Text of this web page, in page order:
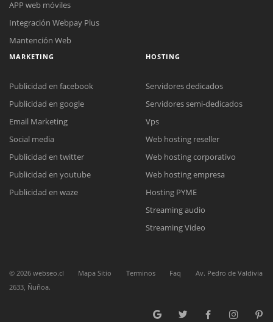
Reunión online
Nuestros ejecutivos le enviarán un correo electrónico con el enlace a
Meet para la reunión online.
Cotización
Chat Online
Todos nuestros ejecutivos están fuera de línea. Complete el formulario
APP web móviles
Integración Webpay Plus
Mantención Web
MARKETING
Publicidad en facebook
Publicidad en google
Email Marketing
Social media
Publicidad en twitter
Publicidad en youtube
Publicidad en waze
HOSTING
Servidores dedicados
Servidores semi-dedicados
Vps
Web hosting reseller
Web hosting corporativo
Web hosting empresa
Hosting PYME
Streaming audio
Streaming Video
© 2026 webseo.cl Mapa Sitio Terminos Faq
Av. Pedro de Valdivia
2633, Ñuñoa.